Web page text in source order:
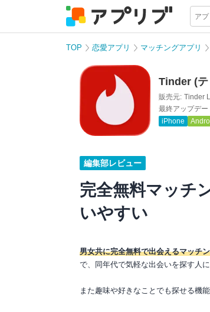
TOP 恋愛アプリ マッチングアプリ
Tinder (テ
販売元: Tinder
最終アップデー
iPhone
編集部レビュー
完全無料マッチ
いやすい
男女共に完全無料で出会えるマッチ
で、同年代で気軽な出会いを探す人に
また趣味や好きなことでも探せる機